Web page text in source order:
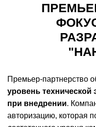
Премьер-партнерство
уровень технической
при внедрении.
авторизацию, которая